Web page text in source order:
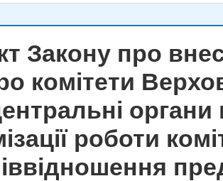
Закону про
комітети
роботи